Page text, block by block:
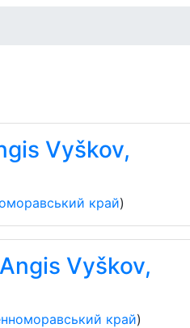
Vyškov,
край)
Vyškov,
край)